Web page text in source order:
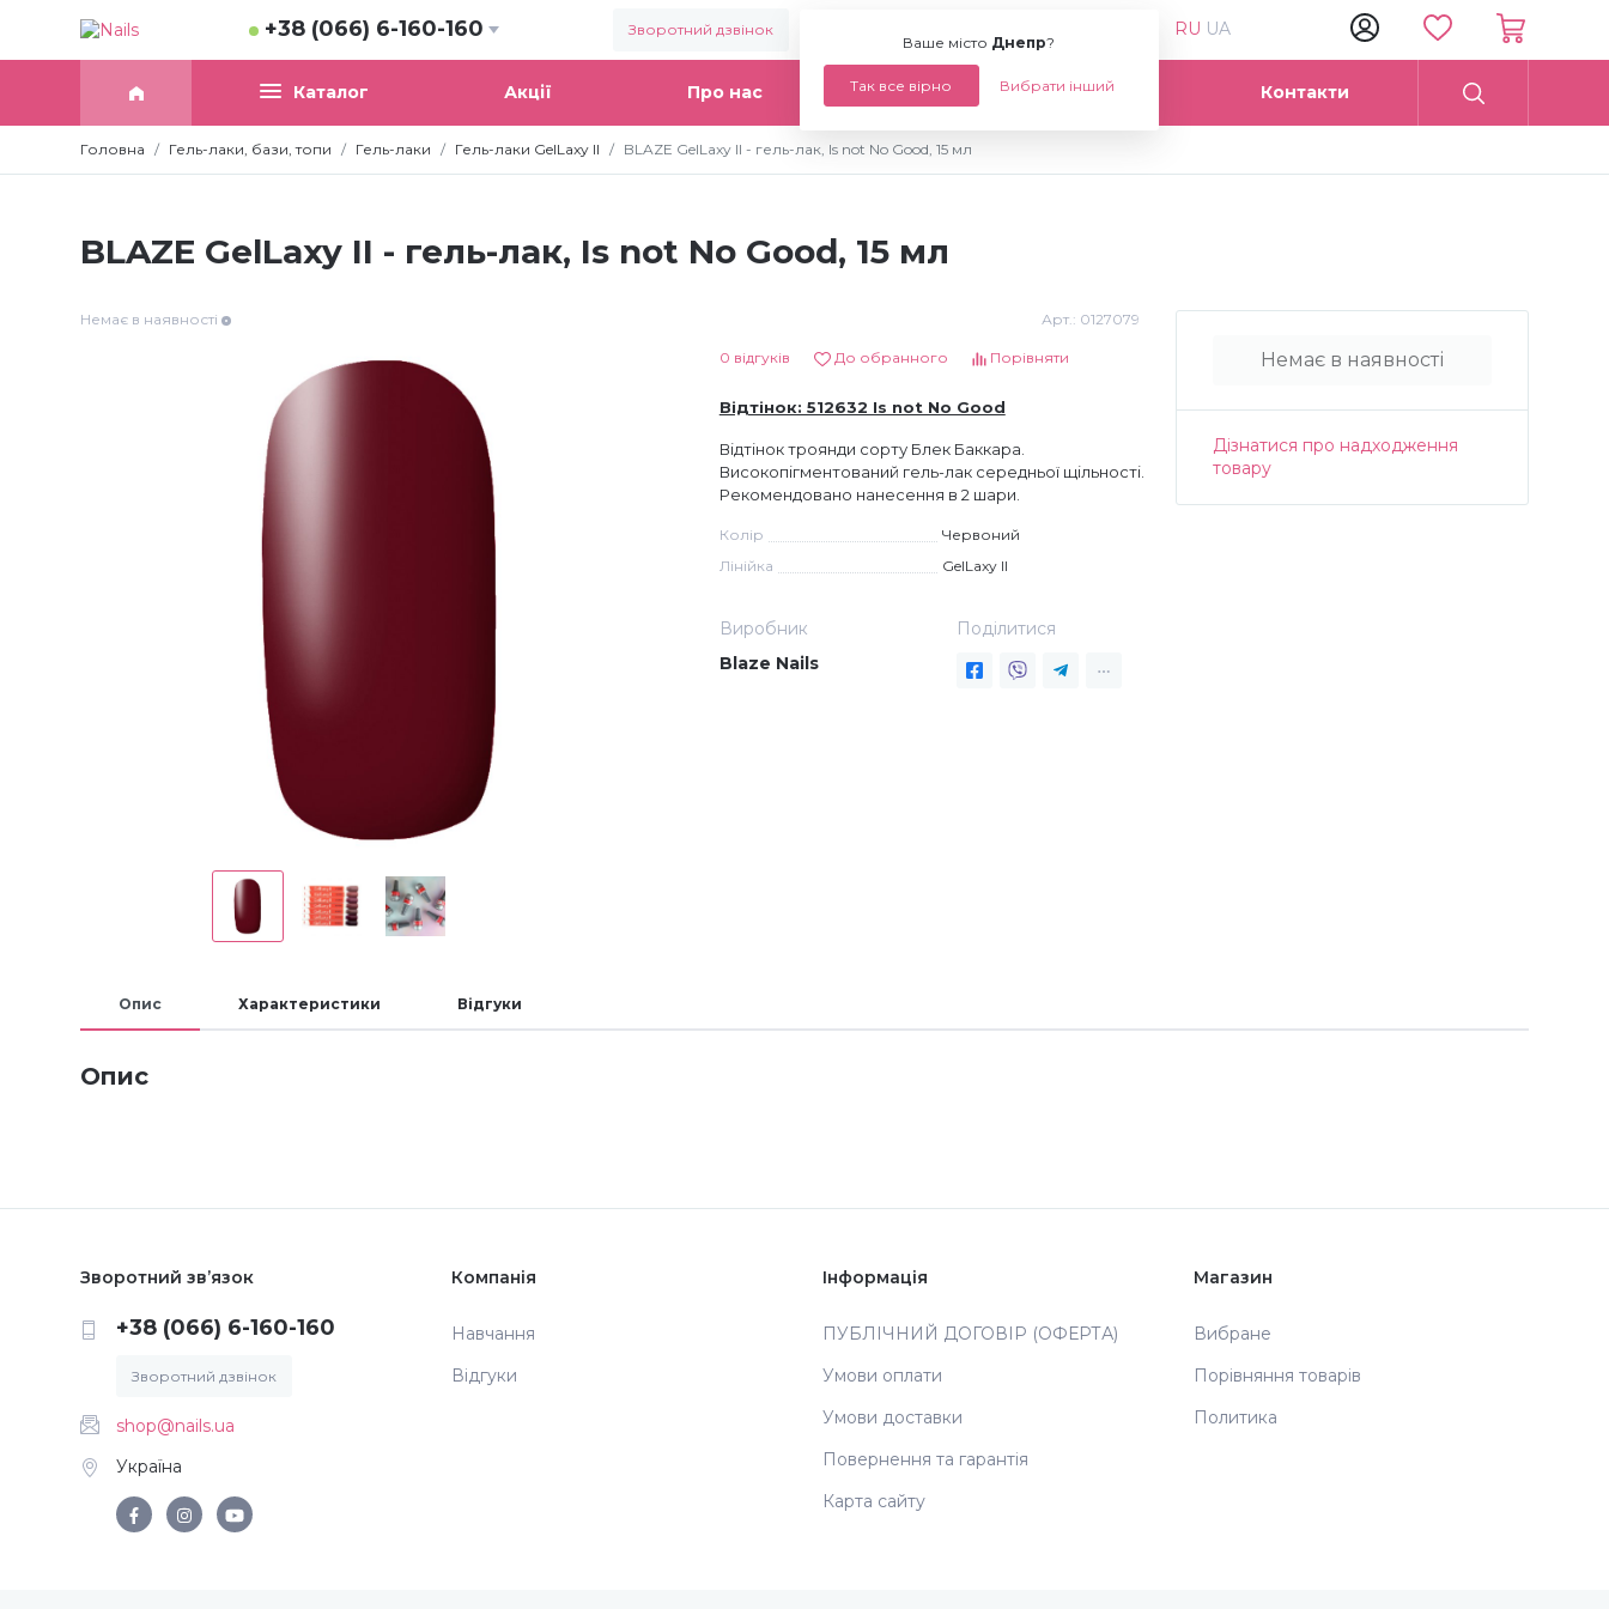
+38 (066) 6-160-160 Зворотний дзвінок
Ваше місто Днепр?
Так все вірно Вибрати інший
RU UA
Каталог Акції Про нас Статті Опт Контакти
Головна Гель-лаки, бази, топи Гель-лаки Гель-лаки GelLaxy II BLAZE GelLaxy II - гель-лак, Is not No Good, 15 мл
BLAZE GelLaxy II - гель-лак, Is not No Good, 15 мл
Немає в наявності Арт.: 0127079
0 відгуків До обранного Порівняти
Відтінок: 512632 Is not No Good
Відтінок троянди сорту Блек Баккара.
Високопігментований гель-лак середньої щільності.
Рекомендовано нанесення в 2 шари.
Колір
Червоний
Лінійка
GelLaxy II
Виробник
Blaze Nails
Поділитися
Немає в наявності
Дізнатися про надходження
товару
Опис Характеристики Відгуки
Опис
Зворотний зв’язок
+38 (066) 6-160-160
Зворотний дзвінок
shop@nails.ua
Україна
Компанія
Навчання
Відгуки
Інформація
ПУБЛІЧНИЙ ДОГОВІР (ОФЕРТА)
Умови оплати
Умови доставки
Повернення та гарантія
Карта сайту
Магазин
Вибране
Порівняння товарів
Политика